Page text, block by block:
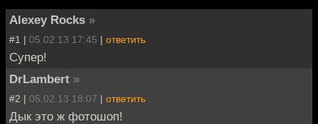
Alexey Rocks »
#1 | 05.02.13 17:45 | ответить
Супер!
DrLambert »
#2 | 05.02.13 18:07 | ответить
Дык это ж фотошоп!